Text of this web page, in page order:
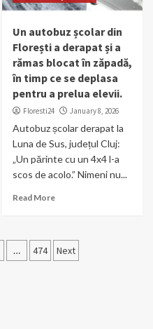
Un autobuz școlar din
Florești a derapat și a
rămas blocat în zăpadă,
în timp ce se deplasa
pentru a prelua elevii.
Floresti24 January 8, 2026
Autobuz școlar derapat la
Luna de Sus, județul Cluj:
„Un părinte cu un 4x4 l-a
scos de acolo.” Nimeni nu...
Read More
… 474 Next